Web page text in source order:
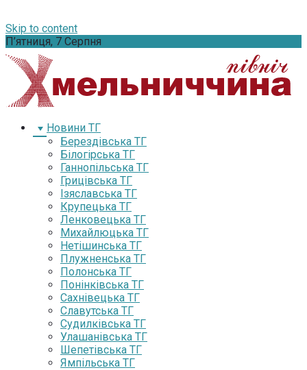
Skip to content
П’ятниця, 7 Серпня
Новини ТГ
Берездівська ТГ
Білогірська ТГ
Ганнопільська ТГ
Грицівська ТГ
Ізяславська ТГ
Крупецька ТГ
Ленковецька ТГ
Михайлюцька ТГ
Нетішинська ТГ
Плужненська ТГ
Полонська ТГ
Понінківська ТГ
Сахнівецька ТГ
Славутська ТГ
Судилківська ТГ
Улашанівська ТГ
Шепетівська ТГ
Ямпільська ТГ